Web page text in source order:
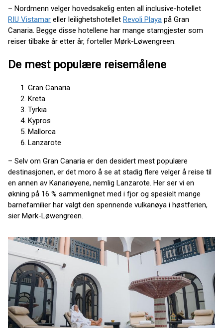
– Nordmenn velger hovedsakelig enten all inclusive-hotellet
RIU Vistamar eller leilighetshotellet Revoli Playa på Gran
Canaria. Begge disse hotellene har mange stamgjester som
reiser tilbake år etter år, forteller Mørk-Løwengreen.
De mest populære reisemålene
Gran Canaria
Kreta
Tyrkia
Kypros
Mallorca
Lanzarote
– Selv om Gran Canaria er den desidert mest populære
destinasjonen, er det moro å se at stadig flere velger å reise til
en annen av Kanariøyene, nemlig Lanzarote. Her ser vi en
økning på 16 % sammenlignet med i fjor og spesielt mange
barnefamilier har valgt den spennende vulkanøya i høstferien,
sier Mørk-Løwengreen.